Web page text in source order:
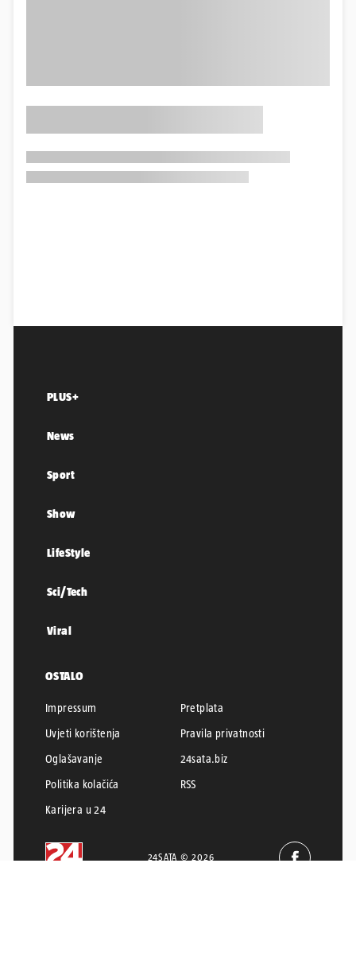
PLUS+
News
Sport
Show
LifeStyle
Sci/Tech
Viral
OSTALO
Impressum
Pretplata
Uvjeti korištenja
Pravila privatnosti
Oglašavanje
24sata.biz
Politika kolačića
RSS
Karijera u 24
24SATA © 2026